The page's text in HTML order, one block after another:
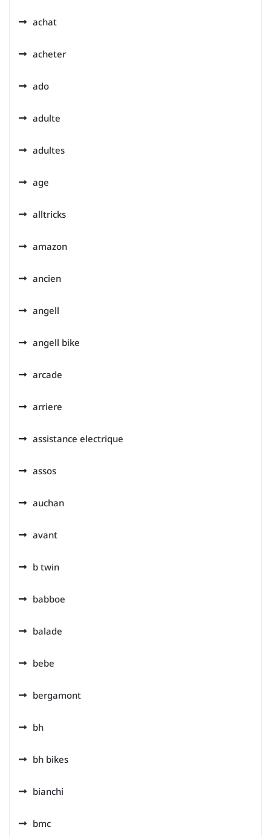
achat
acheter
ado
adulte
adultes
age
alltricks
amazon
ancien
angell
angell bike
arcade
arriere
assistance electrique
assos
auchan
avant
b twin
babboe
balade
bebe
bergamont
bh
bh bikes
bianchi
bmc